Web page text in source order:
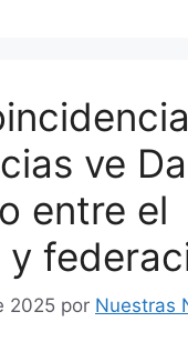
ve
entre el
2025 por Nuestras